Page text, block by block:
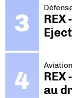
REX
REX
au